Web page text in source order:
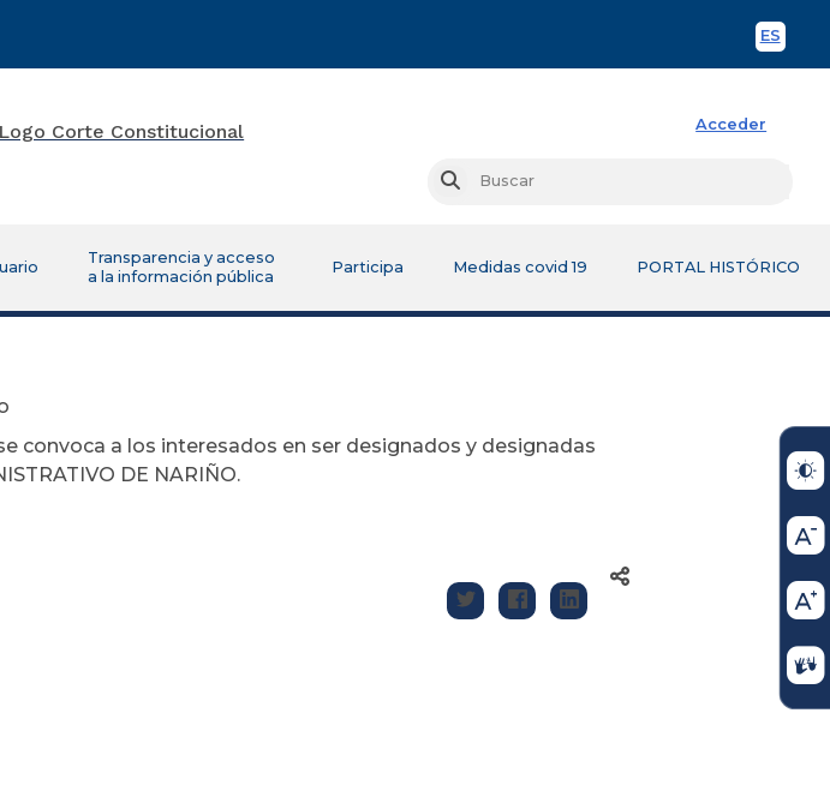
ES
Acceder
Buscar
Transparencia y acceso
a la información pública
Participa Medidas covid 19 PORTAL HISTÓRICO
convoca a los interesados en ser designados y designadas
DE NARIÑO.